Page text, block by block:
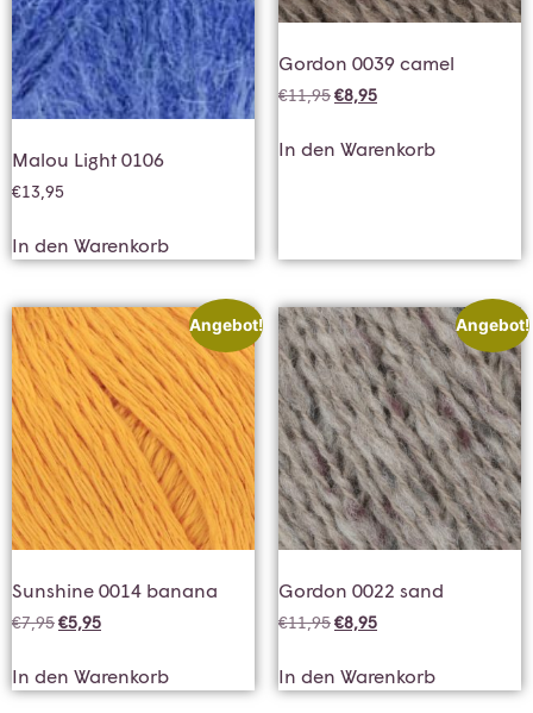
Malou Light 0106
€13,95
In den Warenkorb
Gordon 0039 camel
€11,95€8,95
In den Warenkorb
Angebot!
Sunshine 0014 banana
€7,95€5,95
In den Warenkorb
Angebot!
Gordon 0022 sand
€11,95€8,95
In den Warenkorb